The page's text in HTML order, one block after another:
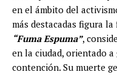
en el ámbito del
más destacadas figura
“Fuma Espuma”,
en la ciudad, orientado
contención. Su muerte